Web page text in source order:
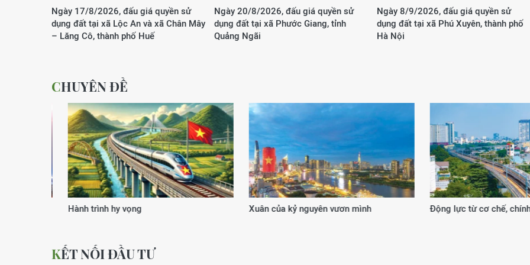
Ngày 17/8/2026, đấu giá quyền sử
dụng đất tại xã Lộc An và xã Chân Mây
– Lăng Cô, thành phố Huế
Ngày 20/8/2026, đấu giá quyền sử
dụng đất tại xã Phước Giang, tỉnh
Quảng Ngãi
Ngày 8/9/2026, đấu giá quyền sử
dụng đất tại xã Phú Xuyên, thành phố
Hà Nội
CHUYÊN ĐỀ
Xuân của kỷ nguyên vươn mình Động lực từ cơ chế, chính sách đặc thù 20 năm kiến tạo giá trị
KẾT NỐI ĐẦU TƯ